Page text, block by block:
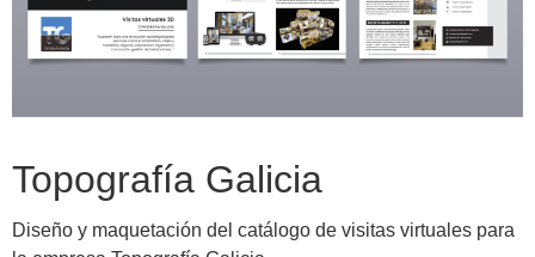
Topografía Galicia
Diseño y maquetación del catálogo de visitas virtuales para